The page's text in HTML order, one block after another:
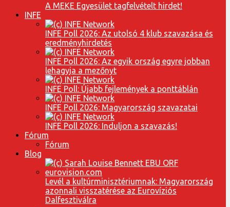
A MEKE Egyesület tagfelvételt hirdet!
INFE
INFE Poll 2026: Az utolsó 4 klub szavazása és
eredményhirdetés
INFE Poll 2026: Az egyik ország egyre jobban
lehagyja a mezőnyt
INFE Poll: Újabb fejlemények a ponttáblán
INFE Poll 2026: Magyarország szavazatai
INFE Poll 2026: Induljon a szavazás!
Fórum
Fórum
Blog
Levél a kultúrminisztériumnak: Magyarország
azonnali visszatérése az Eurovíziós
Dalfesztiválra